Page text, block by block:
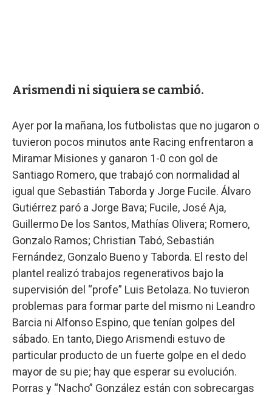
Arismendi ni siquiera se cambió.
Ayer por la mañana, los futbolistas que no jugaron o
tuvieron pocos minutos ante Racing enfrentaron a
Miramar Misiones y ganaron 1-0 con gol de
Santiago Romero, que trabajó con normalidad al
igual que Sebastián Taborda y Jorge Fucile. Álvaro
Gutiérrez paró a Jorge Bava; Fucile, José Aja,
Guillermo De los Santos, Mathías Olivera; Romero,
Gonzalo Ramos; Christian Tabó, Sebastián
Fernández, Gonzalo Bueno y Taborda. El resto del
plantel realizó trabajos regenerativos bajo la
supervisión del “profe” Luis Betolaza. No tuvieron
problemas para formar parte del mismo ni Leandro
Barcia ni Alfonso Espino, que tenían golpes del
sábado. En tanto, Diego Arismendi estuvo de
particular producto de un fuerte golpe en el dedo
mayor de su pie; hay que esperar su evolución.
Porras y “Nacho” González están con sobrecargas